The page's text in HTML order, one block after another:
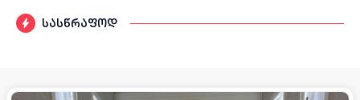
სასწრაფოდ